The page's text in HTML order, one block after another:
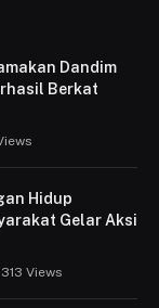
Dandim
Berkat
Hidup
Gelar Aksi
313 Views